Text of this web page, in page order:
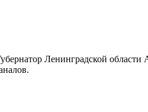
Ленинградской области